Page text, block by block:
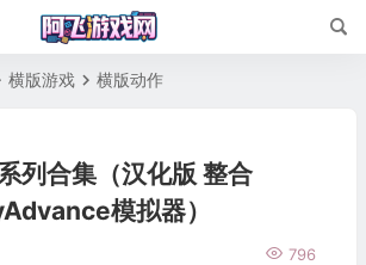
横版游戏 横版动作
列合集（汉化版 整合
模拟器）
796